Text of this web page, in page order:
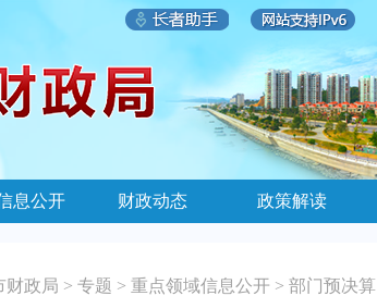
息公开 财政动态 政策解读
财政局 > 专题 > 重点领域信息公开 > 部门预决算